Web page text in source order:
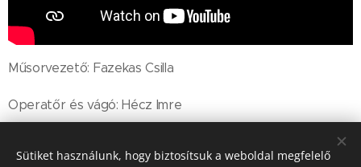
Műsorvezető: Fazekas Csilla
Operatőr és vágó: Hécz Imre
Share
Sütiket használunk, hogy biztosítsuk a weboldal megfelelő